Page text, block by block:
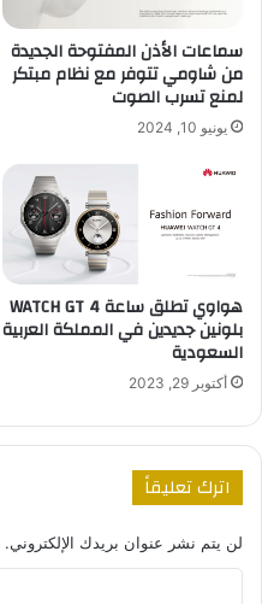
سماعات الأذن المفتوحة الجديدة
من شاومي تتوفر مع نظام مبتكر
لمنع تسرب الصوت
يونيو 10, 2024
هواوي تطلق ساعة WATCH GT 4
بلونين جديدين في المملكة العربية
السعودية
أكتوبر 29, 2023
اترك تعليقاً
لن يتم نشر عنوان بريدك الإلكتروني.